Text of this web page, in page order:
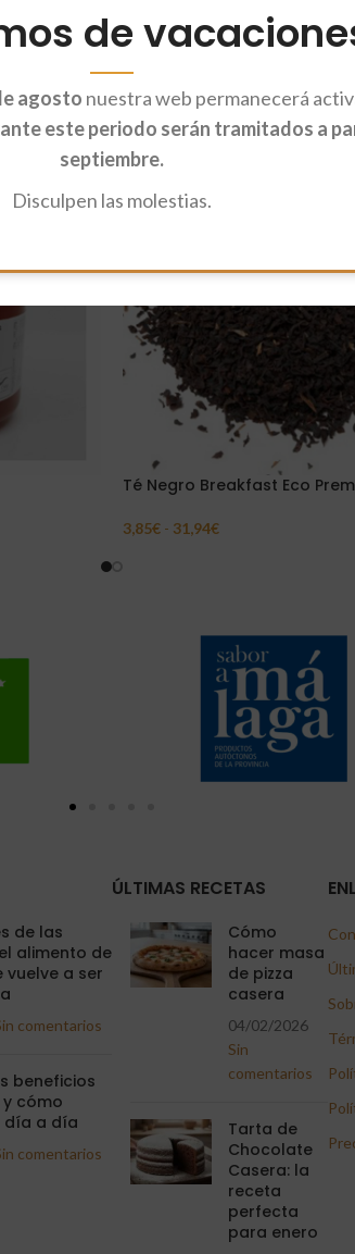
de
agosto nuestra web permanecerá
este periodo serán tramitados a
septiembre.
Disculpen las molestias.
Té Negro Breakfast Eco
3,85€ - 31,94€
de las
alimento de
vuelve a ser
comentarios
beneficios
cómo
día a día
comentarios
ÚLTIMAS RECETAS
Cómo
hacer masa
de pizza
casera
04/02/2026
Sin
comentarios
Tarta de
Chocolate
Casera: la
receta
perfecta
para enero